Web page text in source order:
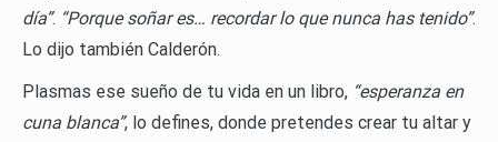
día”. “Porque soñar es… recordar lo que nunca has tenido”.
Lo dijo también Calderón.
Plasmas ese sueño de tu vida en un libro, “esperanza en
cuna blanca”, lo defines, donde pretendes crear tu altar y